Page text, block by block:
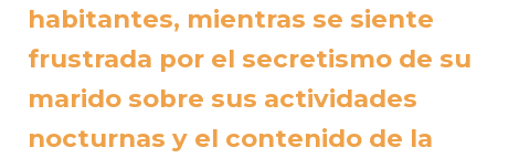
habitantes, mientras se siente
frustrada por el secretismo de su
marido sobre sus actividades
nocturnas y el contenido de la